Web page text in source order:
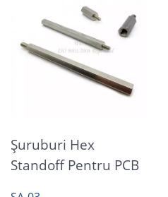
Șuruburi Hex
Standoff Pentru PCB